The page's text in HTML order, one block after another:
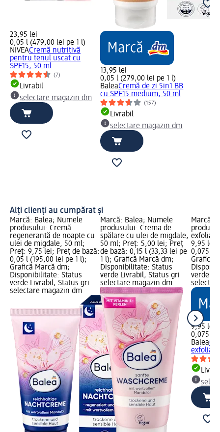
23,95 lei
0,05 l (479,00 lei pe 1 l)
NIVEACremă nutritivă
pentru tenul uscat cu
SPF15, 50 ml
(7)
Livrabil
selectare magazin dm
13,95 lei
0,05 l (279,00 lei pe 1 l)
BaleaCremă de zi 5in1 BB
cu SPF15 medium, 50 ml
(157)
Livrabil
selectare magazin dm
Alți clienți au cumpărat și
Marcă: Balea; Numele
produsului: Cremă
regenerantă de noapte cu
ulei de migdale, 50 ml;
Preț: 9,75 lei; Preț de bază:
0,05 l (195,00 lei pe 1 l);
Grafică Marcă dm;
Disponibilitate: Status
verde Livrabil, Status gri
selectare magazin dm
Marcă: Balea; Numele
produsului: Crema de
spălare cu ulei de migdale,
50 ml; Preț: 5,00 lei; Preț
de bază: 0,15 l (33,33 lei pe
1 l); Grafică Marcă dm;
Disponibilitate: Status
verde Livrabil, Status gri
selectare magazin dm
Marcă:
9,95 lei;
0,075 l
Grafică
verde
9,95 lei
0,075 l
Balea